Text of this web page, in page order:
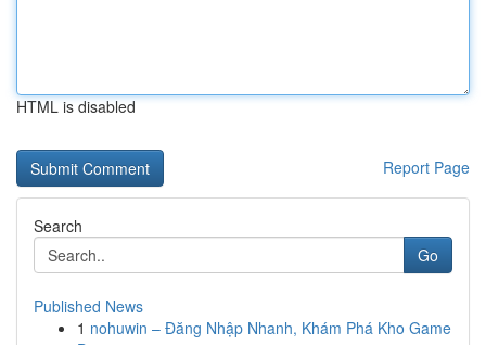
HTML is disabled
Report Page
Search
Go
Published News
1 nohuwin – Đăng Nhập Nhanh, Khám Phá Kho Game